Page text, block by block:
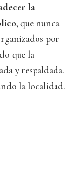
la
, que nunca
por
que la
y respaldada.
la localidad.